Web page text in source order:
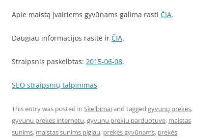
Apie maistą įvairiems gyvūnams galima rasti ČIA.
Daugiau informacijos rasite ir ČIA.
Straipsnis paskelbtas: 2015-06-08.
SEO straipsnių talpinimas
This entry was posted in Skelbimaiand tagged gyvūnų prekės,
gyvunu prekes internetu,gyvunu prekiu parduotuve, maistas
sunims, maistas sunims pigiau, prekės gyvūnams, prekės